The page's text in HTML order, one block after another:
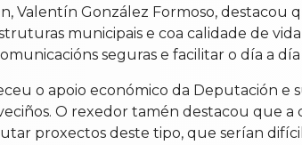
Valentín González Formoso, destacou
municipais e coa calidade de
seguras e facilitar o día a día
o apoio económico da Deputación
O rexedor tamén destacou que
proxectos deste tipo, que serían